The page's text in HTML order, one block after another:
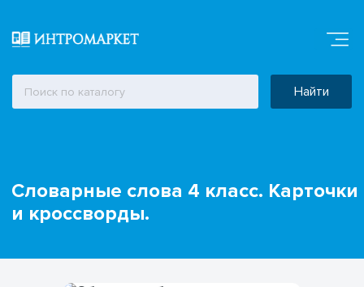
Найти
Словарные слова 4 класс. Карточки
и кроссворды.